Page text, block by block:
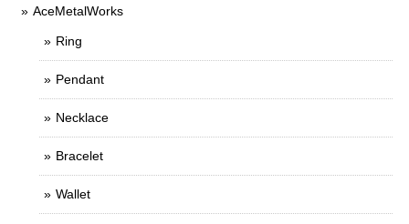
AceMetalWorks
Ring
Pendant
Necklace
Bracelet
Wallet